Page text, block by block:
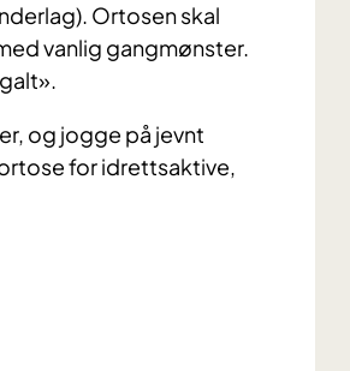
Ortosen skal
vanlig gangmønster.
og jogge på jevnt
for idrettsaktive,